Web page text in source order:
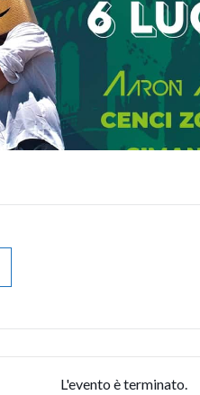
L'evento è terminato.